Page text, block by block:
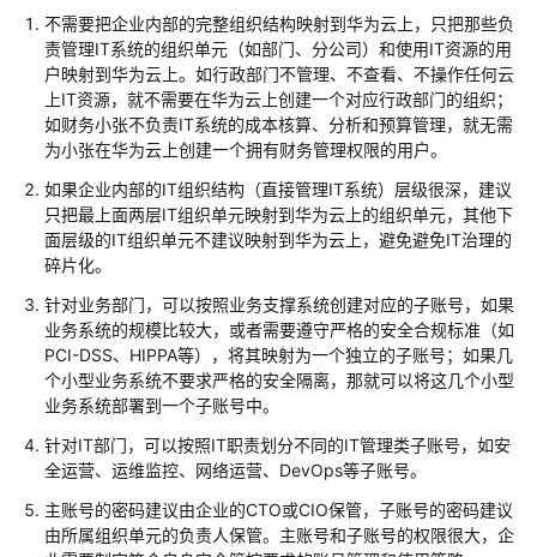
础
安
全
防
护
保
二
级
解
决
方
案
基
于
开
Modsecurity
构
不需要把企业内部的完整组织结构映射到华为云上，只把那些负
责管理IT系统的组织单元（如部门、分公司）和使用IT资源的用
户映射到华为云上。如行政部门不管理、不查看、不操作任何云
上IT资源，就不需要在华为云上创建一个对应行政部门的组织；
如财务小张不负责IT系统的成本核算、分析和预算管理，就无需
为小张在华为云上创建一个拥有财务管理权限的用户。
如果企业内部的IT组织结构（直接管理IT系统）层级很深，建议
只把最上面两层IT组织单元映射到华为云上的组织单元，其他下
面层级的IT组织单元不建议映射到华为云上，避免避免IT治理的
碎片化。
针对业务部门，可以按照业务支撑系统创建对应的子账号，如果
业务系统的规模比较大，或者需要遵守严格的安全合规标准（如
PCI-DSS、HIPPA等），将其映射为一个独立的子账号；如果几
个小型业务系统不要求严格的安全隔离，那就可以将这几个小型
业务系统部署到一个子账号中。
针对IT部门，可以按照IT职责划分不同的IT管理类子账号，如安
全运营、运维监控、网络运营、DevOps等子账号。
主账号的密码建议由企业的CTO或CIO保管，子账号的密码建议
由所属组织单元的负责人保管。主账号和子账号的权限很大，企